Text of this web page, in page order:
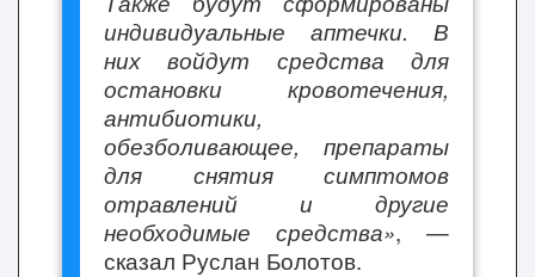
индивидуальные аптечки. В
них войдут средства для
остановки кровотечения,
антибиотики,
обезболивающее, препараты
для снятия симптомов
отравлений и другие
необходимые средства», —
сказал Руслан Болотов.